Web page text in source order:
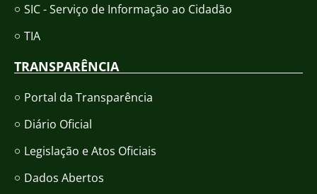
SIC - Serviço de Informação ao Cidadão
TIA
TRANSPARÊNCIA
Portal da Transparência
Diário Oficial
Legislação e Atos Oficiais
Dados Abertos